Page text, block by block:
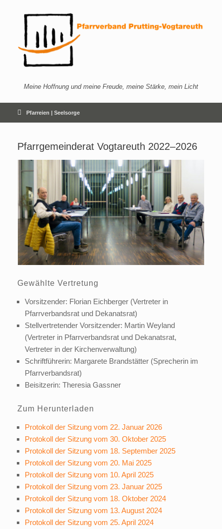
Meine Hoffnung und meine Freude, meine Stärke, mein Licht
Pfarreien | Seelsorge
Pfarrgemeinderat Vogtareuth 2022–2026
Gewählte Vertretung
Vorsitzender: Florian Eichberger (Vertreter in
Pfarrverbandsrat und Dekanatsrat)
Stellvertretender Vorsitzender: Martin Weyland
(Vertreter in Pfarrverbandsrat und Dekanatsrat,
Vertreter in der Kirchenverwaltung)
Schriftführerin: Margarete Brandstätter (Sprecherin im
Pfarrverbandsrat)
Beisitzerin: Theresia Gassner
Zum Herunterladen
Protokoll der Sitzung vom 22. Januar 2026
Protokoll der Sitzung vom 30. Oktober 2025
Protokoll der Sitzung vom 18. September 2025
Protokoll der Sitzung vom 20. Mai 2025
Protokoll der Sitzung vom 10. April 2025
Protokoll der Sitzung vom 23. Januar 2025
Protokoll der Sitzung vom 18. Oktober 2024
Protokoll der Sitzung vom 13. August 2024
Protokoll der Sitzung vom 25. April 2024